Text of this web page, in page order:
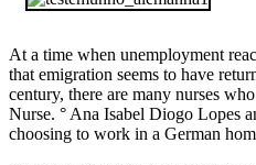
At a time when unemployment
that emigration seems to have
century, there are many nurses
Nurse. ° Ana Isabel Diogo Lopes
choosing to work in a German